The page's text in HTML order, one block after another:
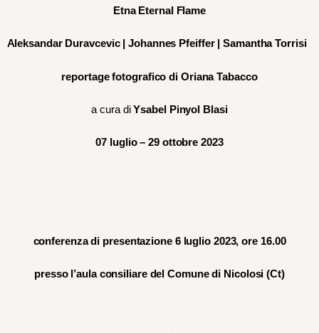
Etna Eternal Flame
Aleksandar Duravcevic | Johannes Pfeiffer | Samantha Torrisi
reportage fotografico di Oriana Tabacco
a cura di Ysabel Pinyo l Blasi
07 luglio – 29 ottobre 2023
conferenza di presentazione 6 luglio 2023, ore 16.00
presso l’aula consiliare del Comune di Nicolosi (Ct)